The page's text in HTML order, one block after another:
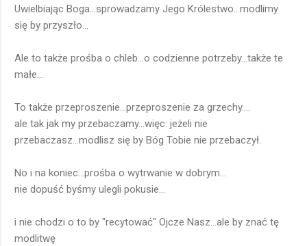
Uwielbiając Boga...sprowadzamy Jego Królestwo...modlimy
się by przyszło...
Ale to także prośba o chleb...o codzienne potrzeby...także te
małe...
To także przeproszenie...przeproszenie za grzechy....
ale tak jak my przebaczamy...więc: jeżeli nie
przebaczasz...modlisz się by Bóg Tobie nie przebaczył.
No i na koniec...prośba o wytrwanie w dobrym...
nie dopuść byśmy ulegli pokusie...
i nie chodzi o to by "recytować" Ojcze Nasz...ale by znać tę
modlitwę